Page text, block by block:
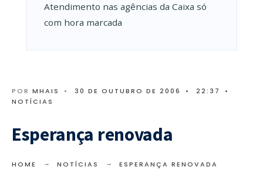
Atendimento nas agências da Caixa só
com hora marcada
POR MHAIS • 30 DE OUTUBRO DE 2006 • 22:37
•
NOTÍCIAS
Esperança renovada
HOME NOTÍCIAS ESPERANÇA RENOVADA